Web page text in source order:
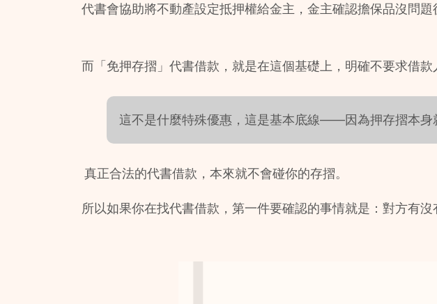
代書會協助將不動產設定抵押權給金主，金主確認擔保品沒問題
而「免押存摺」代書借款，就是在這個基礎上，明確不要求借
這不是什麼特殊優惠，這是基本底線——因為押存摺本身
真正合法的代書借款，本來就不會碰你的存摺。
所以如果你在找代書借款，第一件要確認的事情就是：對方有